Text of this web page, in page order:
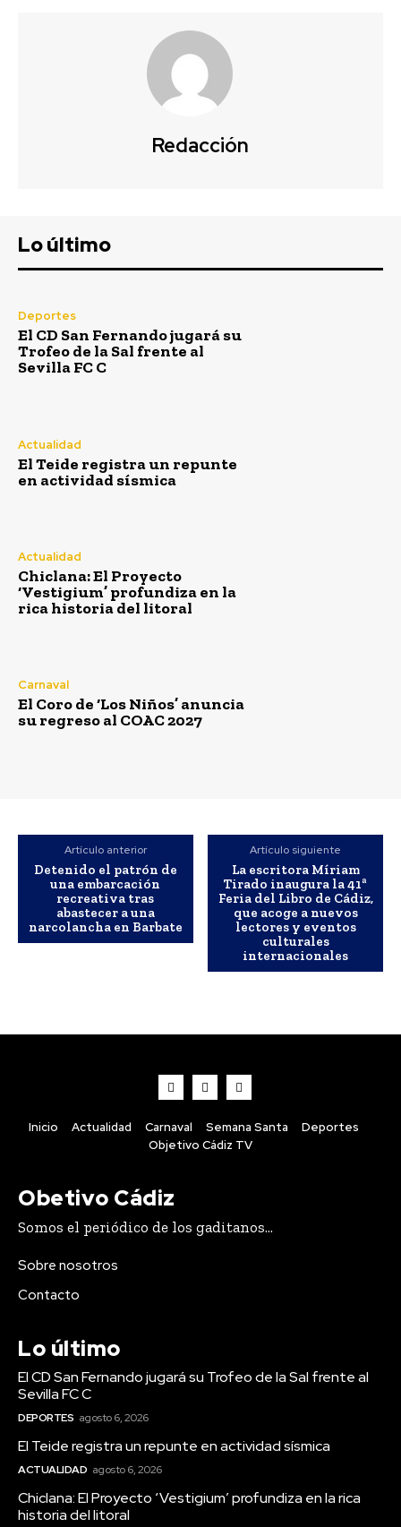
Redacción
Lo último
Deportes
El CD San Fernando jugará su
Trofeo de la Sal frente al
Sevilla FC C
Actualidad
El Teide registra un repunte
en actividad sísmica
Actualidad
Chiclana: El Proyecto
‘Vestigium’ profundiza en la
rica historia del litoral
Carnaval
El Coro de ‘Los Niños’ anuncia
su regreso al COAC 2027
Artículo anterior
Detenido el patrón de
una embarcación
recreativa tras
abastecer a una
narcolancha en Barbate
Artículo siguiente
La escritora Míriam
Tirado inaugura la 41ª
Feria del Libro de Cádiz,
que acoge a nuevos
lectores y eventos
culturales
internacionales
Inicio Actualidad Carnaval Semana Santa
Deportes
Objetivo Cádiz TV
Obetivo Cádiz
Somos el periódico de los gaditanos...
Sobre nosotros
Contacto
Lo último
El CD San Fernando jugará su Trofeo de la Sal frente al
Sevilla FC C
DEPORTES agosto 6, 2026
El Teide registra un repunte en actividad sísmica
ACTUALIDAD agosto 6, 2026
Chiclana: El Proyecto ‘Vestigium’ profundiza en la rica
historia del litoral